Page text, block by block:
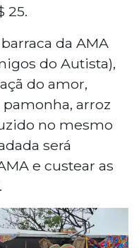
25.
da AMA
do Autista),
do amor,
arroz
no mesmo
será
e custear as